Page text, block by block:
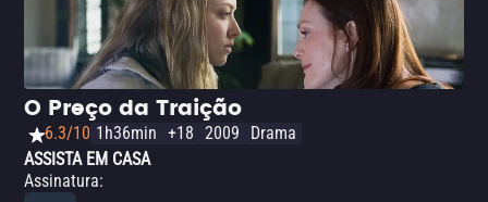
Chamas'.
O Preço da Traição
6.3/10 1h36min +18 2009
Drama
ASSISTA EM CASA
Assinatura: